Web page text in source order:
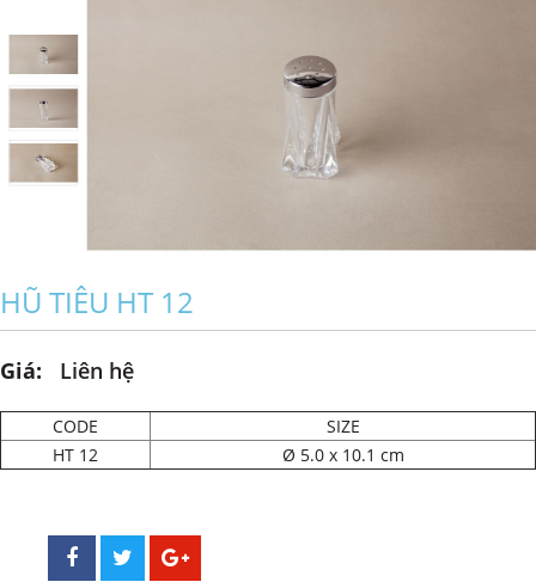
HŨ TIÊU HT 12
Giá: Liên hệ
CODE
SIZE
HT 12
Ø 5.0 x 10.1 cm